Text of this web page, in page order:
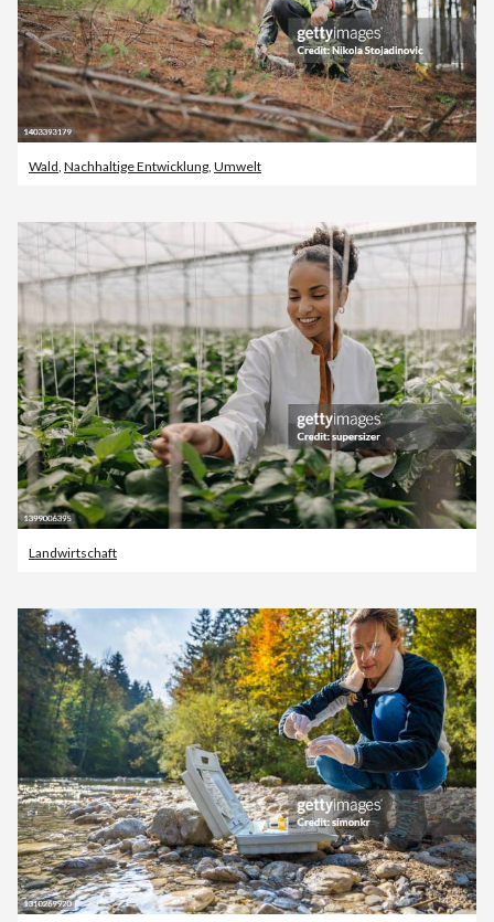
Wald, Nachhaltige Entwicklung, Umwelt
Landwirtschaft